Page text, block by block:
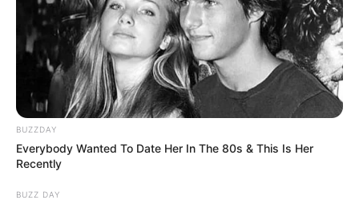
BUZZDAY
Everybody Wanted To Date Her In The 80s & This Is Her
Recently
BUZZ DAY